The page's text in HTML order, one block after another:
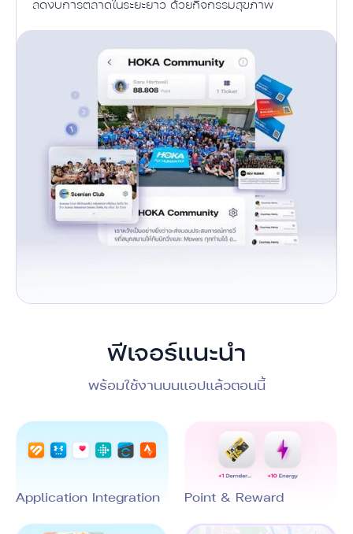
ลดงบการตลาดในระยะยาว ด้วยกิจกรรมสุขภาพ
ฟีเจอร์แนะนำ
พร้อมใช้งานบนแอปแล้วตอนนี้
Application Integration Point & Reward